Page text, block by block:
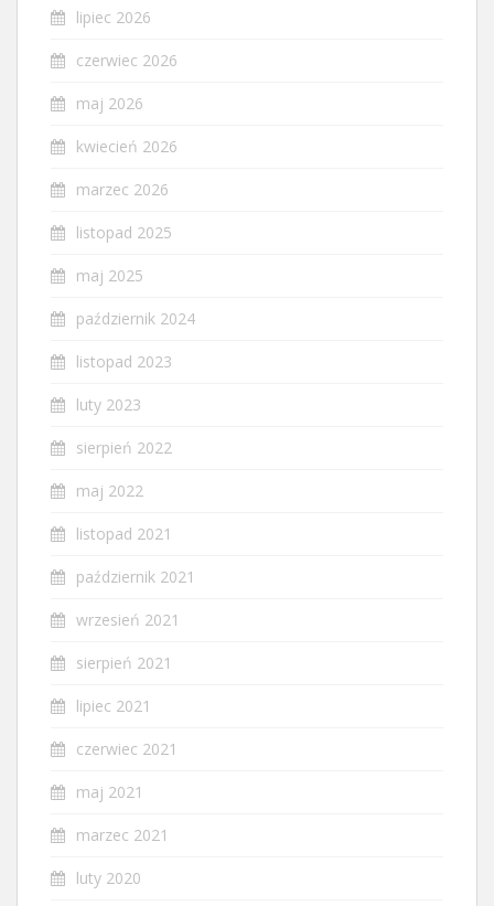
lipiec 2026
czerwiec 2026
maj 2026
kwiecień 2026
marzec 2026
listopad 2025
maj 2025
październik 2024
listopad 2023
luty 2023
sierpień 2022
maj 2022
listopad 2021
październik 2021
wrzesień 2021
sierpień 2021
lipiec 2021
czerwiec 2021
maj 2021
marzec 2021
luty 2020